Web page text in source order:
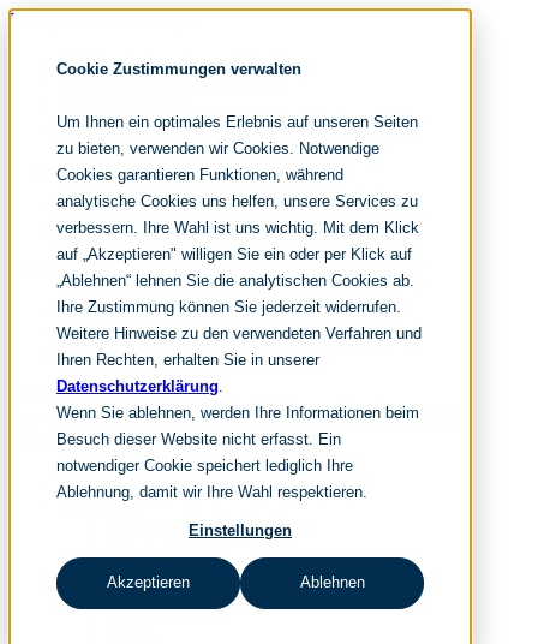
Cookie Zustimmungen verwalten
Um Ihnen ein optimales Erlebnis auf unseren Seiten
zu bieten, verwenden wir Cookies. Notwendige
Cookies garantieren Funktionen, während
analytische Cookies uns helfen, unsere Services zu
verbessern. Ihre Wahl ist uns wichtig. Mit dem Klick
auf „Akzeptieren" willigen Sie ein oder per Klick auf
„Ablehnen“ lehnen Sie die analytischen Cookies ab.
Ihre Zustimmung können Sie jederzeit widerrufen.
Weitere Hinweise zu den verwendeten Verfahren und
Ihren Rechten, erhalten Sie in unserer
Datenschutzerklärung.
Wenn Sie ablehnen, werden Ihre Informationen beim
Besuch dieser Website nicht erfasst. Ein
notwendiger Cookie speichert lediglich Ihre
Ablehnung, damit wir Ihre Wahl respektieren.
Einstellungen
Akzeptieren Ablehnen
Navigation überspringen
noventum
IT & Management Consulting
People & Culture
DE
EN
Navigation überspringen
Home
Archiv
Redaktion
Suchen
hier tippen und enter
Suchen
Navigation überspringen
Home
Leistungen
it & management consulting
people & culture
Wissen & Events
nc360° Magazin